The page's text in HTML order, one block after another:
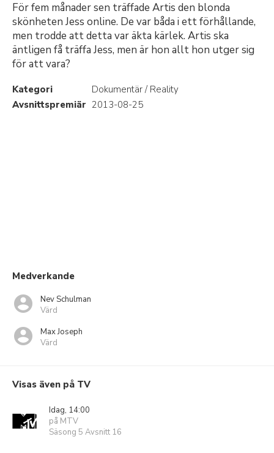
För fem månader sen träffade Artis den blonda
skönheten Jess online. De var båda i ett förhållande,
men trodde att detta var äkta kärlek. Artis ska
äntligen få träffa Jess, men är hon allt hon utger sig
för att vara?
Kategori
Dokumentär / Reality
Avsnittspremiär 2013-08-25
Medverkande
Nev Schulman
Värd
Max Joseph
Värd
Visas även på TV
Idag, 14:00
på MTV
Säsong 5 Avsnitt 16